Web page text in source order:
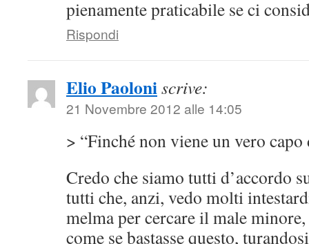
pienamente praticabile se ci
Rispondi
Elio Paoloniscrive:
21 Novembre 2012 alle 14:05
> “Finché non viene un vero
Credo che siamo tutti d’accordo
tutti che, anzi, vedo molti
melma per cercare il male
come se bastasse questo,